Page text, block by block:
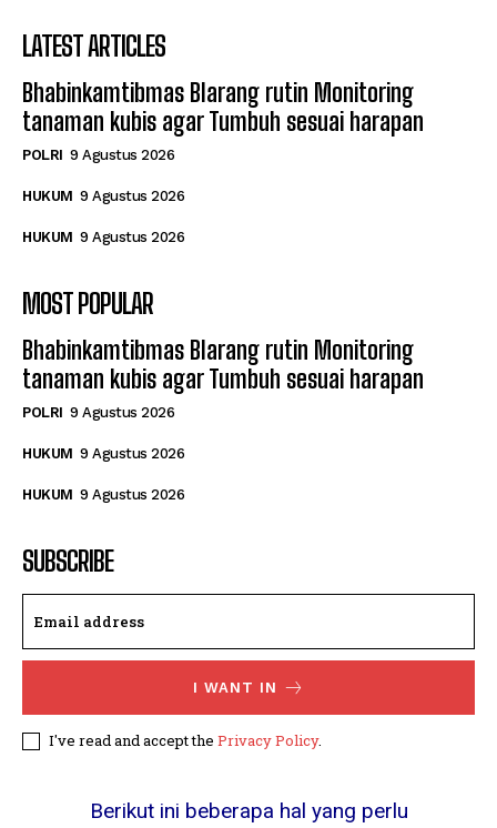
LATEST ARTICLES
Bhabinkamtibmas Blarang rutin Monitoring
tanaman kubis agar Tumbuh sesuai harapan
POLRI 9 Agustus 2026
HUKUM 9 Agustus 2026
HUKUM 9 Agustus 2026
MOST POPULAR
Bhabinkamtibmas Blarang rutin Monitoring
tanaman kubis agar Tumbuh sesuai harapan
POLRI 9 Agustus 2026
HUKUM 9 Agustus 2026
HUKUM 9 Agustus 2026
SUBSCRIBE
I WANT IN
I've read and accept the Privacy Policy.
Berikut ini beberapa hal yang perlu